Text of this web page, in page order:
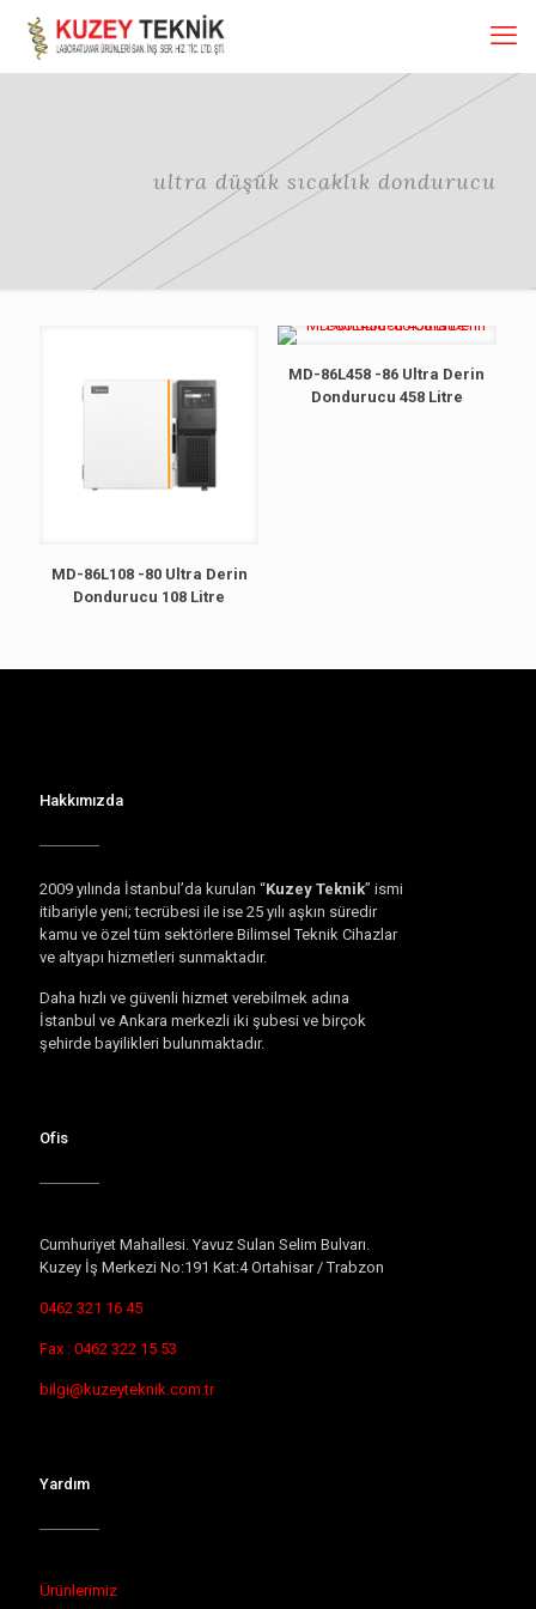
ultra düşük sıcaklık dondurucu
MD-86L108 -80 Ultra Derin
Dondurucu 108 Litre
MD-86L458 -86 Ultra Derin
Dondurucu 458 Litre
Hakkımızda
2009 yılında İstanbul’da kurulan “Kuzey Teknik” ismi
itibariyle yeni; tecrübesi ile ise 25 yılı aşkın süredir
kamu ve özel tüm sektörlere Bilimsel Teknik Cihazlar
ve altyapı hizmetleri sunmaktadır.
Daha hızlı ve güvenli hizmet verebilmek adına
İstanbul ve Ankara merkezli iki şubesi ve birçok
şehirde bayilikleri bulunmaktadır.
Ofis
Cumhuriyet Mahallesi. Yavuz Sulan Selim Bulvarı.
Kuzey İş Merkezi No:191 Kat:4 Ortahisar / Trabzon
0462 321 16 45
Fax : 0462 322 15 53
bilgi@kuzeyteknik.com.tr
Yardım
Ürünlerimiz